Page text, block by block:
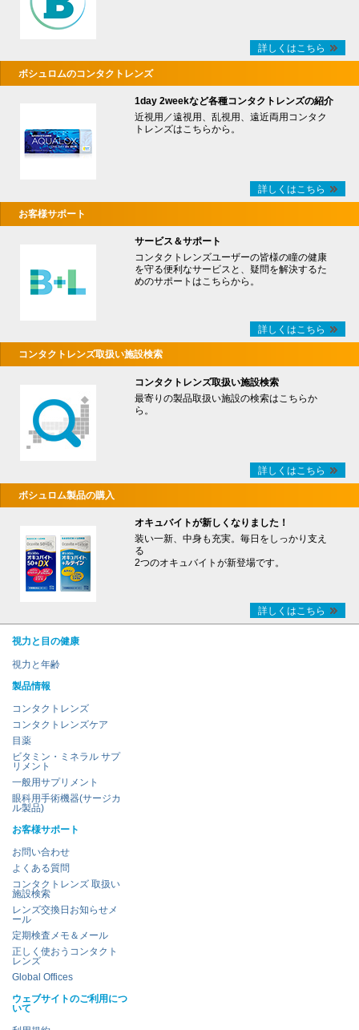
詳しくはこちら
ボシュロムのコンタクトレンズ
1day 2weekなど各種コンタクトレンズの紹介
近視用／遠視用、乱視用、遠近両用コンタク
トレンズはこちらから。
詳しくはこちら
お客様サポート
サービス＆サポート
コンタクトレンズユーザーの皆様の瞳の健康
を守る便利なサービスと、疑問を解決するた
めのサポートはこちらから。
詳しくはこちら
コンタクトレンズ取扱い施設検索
コンタクトレンズ取扱い施設検索
最寄りの製品取扱い施設の検索はこちらか
ら。
詳しくはこちら
ボシュロム製品の購入
オキュバイトが新しくなりました！
装い一新、中身も充実。毎日をしっかり支え
る
2つのオキュバイトが新登場です。
詳しくはこちら
視力と目の健康
視力と年齢
製品情報
コンタクトレンズ
コンタクトレンズケア
目薬
ビタミン・ミネラル サプ
リメント
一般用サプリメント
眼科用手術機器(サージカ
ル製品)
お客様サポート
お問い合わせ
よくある質問
コンタクトレンズ 取扱い
施設検索
レンズ交換日お知らせメ
ール
定期検査メモ＆メール
正しく使おうコンタクト
レンズ
Global Offices
ウェブサイトのご利用につ
いて